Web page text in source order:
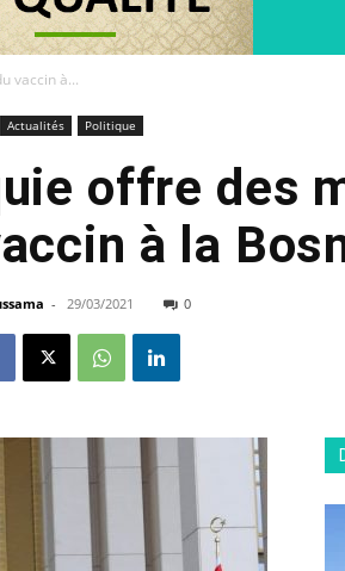
vaccin à...
Actualités Politique
offre des
à la
- 29/03/2021 0